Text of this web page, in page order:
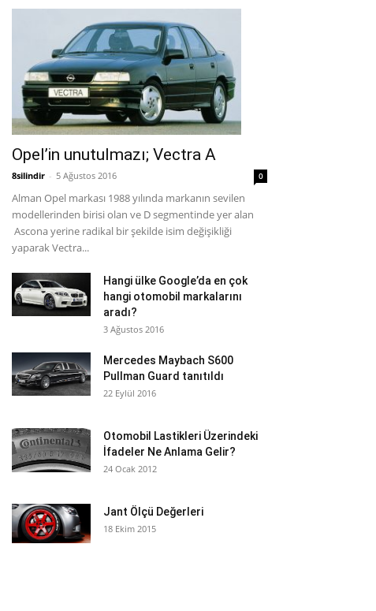
Opel’in unutulmazı; Vectra A
8silindir - 5 Ağustos 2016 0
Alman Opel markası 1988 yılında markanın sevilen
modellerinden birisi olan ve D segmentinde yer alan
Ascona yerine radikal bir şekilde isim değişikliği
yaparak Vectra...
Hangi ülke Google’da en çok
hangi otomobil markalarını
aradı?
3 Ağustos 2016
Mercedes Maybach S600
Pullman Guard tanıtıldı
22 Eylül 2016
Otomobil Lastikleri Üzerindeki
İfadeler Ne Anlama Gelir?
24 Ocak 2012
Jant Ölçü Değerleri
18 Ekim 2015